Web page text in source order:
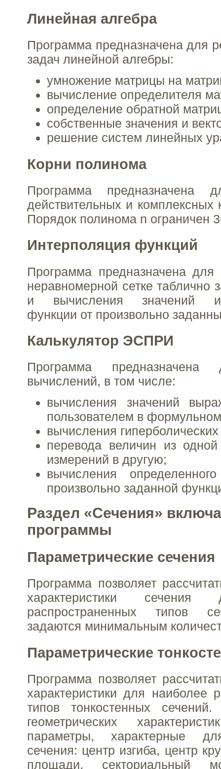
Линейная алгебра
Программа предназначена для
задач линейной алгебры:
умножение матрицы на
вычисление определителя
определение обратной
собственные значения и
решение систем линейных
Корни полинома
Программа предназначена
действительных и комплексных
Порядок полинома n ограничен
Интерполяция функций
Программа предназначена для
неравномерной сетке таблично
и вычисления значений
функции от произвольно
Калькулятор ЭСПРИ
Программа предназначена
вычислений, в том числе:
вычисления значений
пользователем в
вычисления
перевода величин из
измерений в другую;
вычисления
произвольно заданной
Раздел «Сечения»
программы
Параметрические сечения
Программа позволяет
характеристики
распространенных типов
задаются минимальным
Параметрические
Программа позволяет
характеристики для наиболее
типов тонкостенных
геометрических
параметры, характерные
сечения: центр изгиба, центр
площади, секториальный